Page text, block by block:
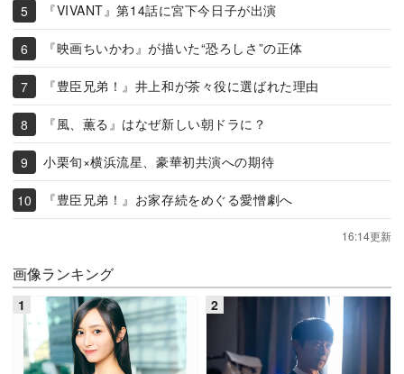
『VIVANT』第14話に宮下今日子が出演
『映画ちいかわ』が描いた“恐ろしさ”の正体
『豊臣兄弟！』井上和が茶々役に選ばれた理由
『風、薫る』はなぜ新しい朝ドラに？
小栗旬×横浜流星、豪華初共演への期待
『豊臣兄弟！』お家存続をめぐる愛憎劇へ
16:14更新
画像ランキング